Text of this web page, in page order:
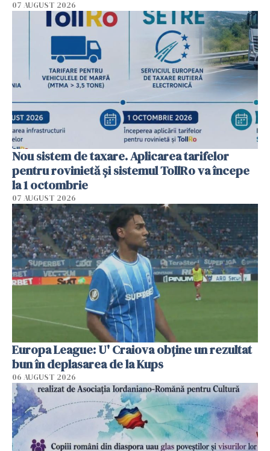
07 AUGUST 2026
Nou sistem de taxare. Aplicarea tarifelor
pentru rovinietă şi sistemul TollRo va începe
la 1 octombrie
07 AUGUST 2026
Europa League: U' Craiova obține un rezultat
bun în deplasarea de la Kups
06 AUGUST 2026